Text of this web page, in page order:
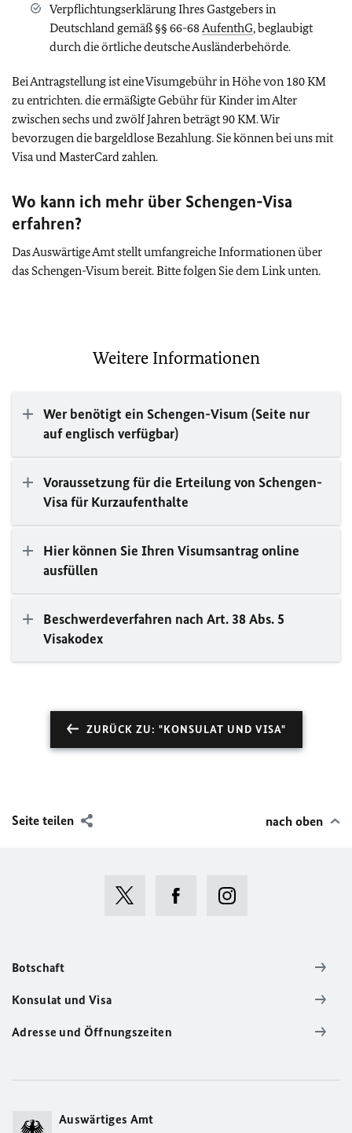
Verpflichtungserklärung Ihres Gastgebers in
Deutschland gemäß §§ 66-68 AufenthG, beglaubigt
durch die örtliche deutsche Ausländerbehörde.
Bei Antragstellung ist eine Visumgebühr in Höhe von 180 KM
zu entrichten. die ermäßigte Gebühr für Kinder im Alter
zwischen sechs und zwölf Jahren beträgt 90 KM.Wir
bevorzugen die bargeldlose Bezahlung. Sie können bei uns mit
Visa und MasterCard zahlen.
Wo kann ich mehr über Schengen-Visa
erfahren?
Das Auswärtige Amt stellt umfangreiche Informationen über
das Schengen-Visum bereit. Bitte folgen Sie dem Link unten.
Weitere Informationen
Wer benötigt ein Schengen-Visum (Seite nur
auf englisch verfügbar)
Voraussetzung für die Erteilung von Schengen-
Visa für Kurzaufenthalte
Hier können Sie Ihren Visumsantrag online
ausfüllen
Beschwerdeverfahren nach Art. 38 Abs. 5
Visakodex
ZURÜCK ZU: "KONSULAT UND VISA"
Seite teilen nach oben
Botschaft
Konsulat und Visa
Adresse und Öffnungszeiten
Auswärtiges Amt